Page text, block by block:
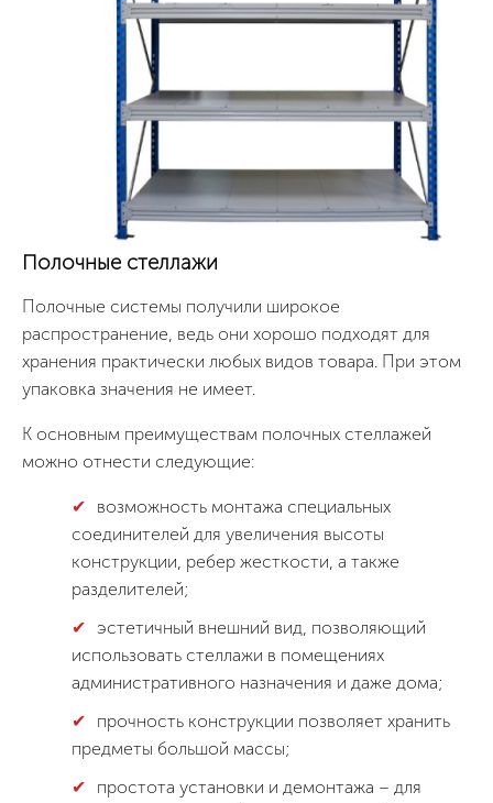
Полочные стеллажи
Полочные системы получили широкое
распространение, ведь они хорошо подходят для
хранения практически любых видов товара. При этом
упаковка значения не имеет.
К основным преимуществам полочных стеллажей
можно отнести следующие:
возможность монтажа специальных
соединителей для увеличения высоты
конструкции, ребер жесткости, а также
разделителей;
эстетичный внешний вид, позволяющий
использовать стеллажи в помещениях
административного назначения и даже дома;
прочность конструкции позволяет хранить
предметы большой массы;
простота установки и демонтажа – для